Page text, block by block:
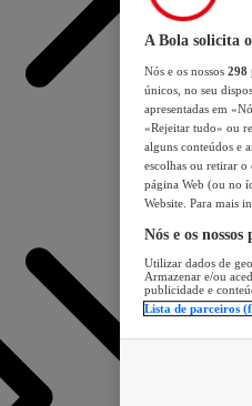
A Bola solicita
Nós e os nossos 298
únicos, no seu
apresentadas em
«Rejeitar tudo» ou
alguns conteúdos e
escolhas ou retirar
página Web (ou no
Website. Para mais
Nós e os
Utilizar dados de
Armazenar e/ou
publicidade e
Lista de parceiros